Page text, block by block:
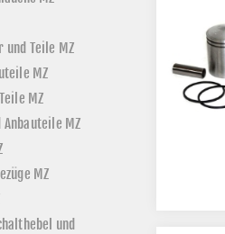
und Teile MZ
MZ
MZ
Anbauteile MZ
MZ
und